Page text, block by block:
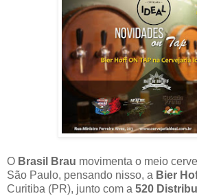
O Brasil Brau movimenta o meio
São Paulo, pensando nisso, a Bier
Curitiba (PR), junto com a 520